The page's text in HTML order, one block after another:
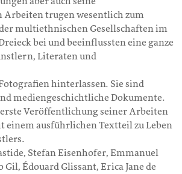
Arbeiten trugen wesentlich zum
multiethnischen Gesellschaften im
bei und beeinflussten eine ganze
Literaten und
hinterlassen. Sie sind
mediengeschichtliche Dokumente.
erste Veröffentlichung seiner Arbeiten
einem ausführlichen Textteil zu Leben
Stefan Eisenhofer, Emmanuel
Édouard Glissant, Erica Jane de